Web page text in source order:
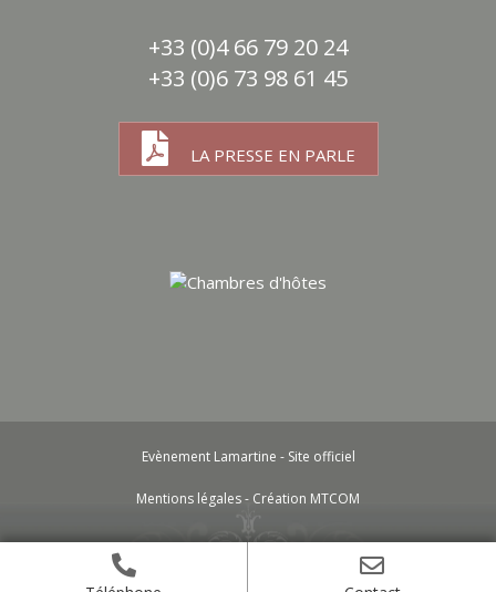
+33 (0)4 66 79 20 24
+33 (0)6 73 98 61 45
LA PRESSE EN PARLE
Evènement Lamartine - Site officiel
Mentions légales- Création MTCOM